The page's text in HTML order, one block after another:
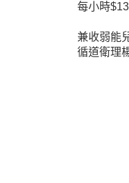
每小時$13
兼收弱能
循道衛理